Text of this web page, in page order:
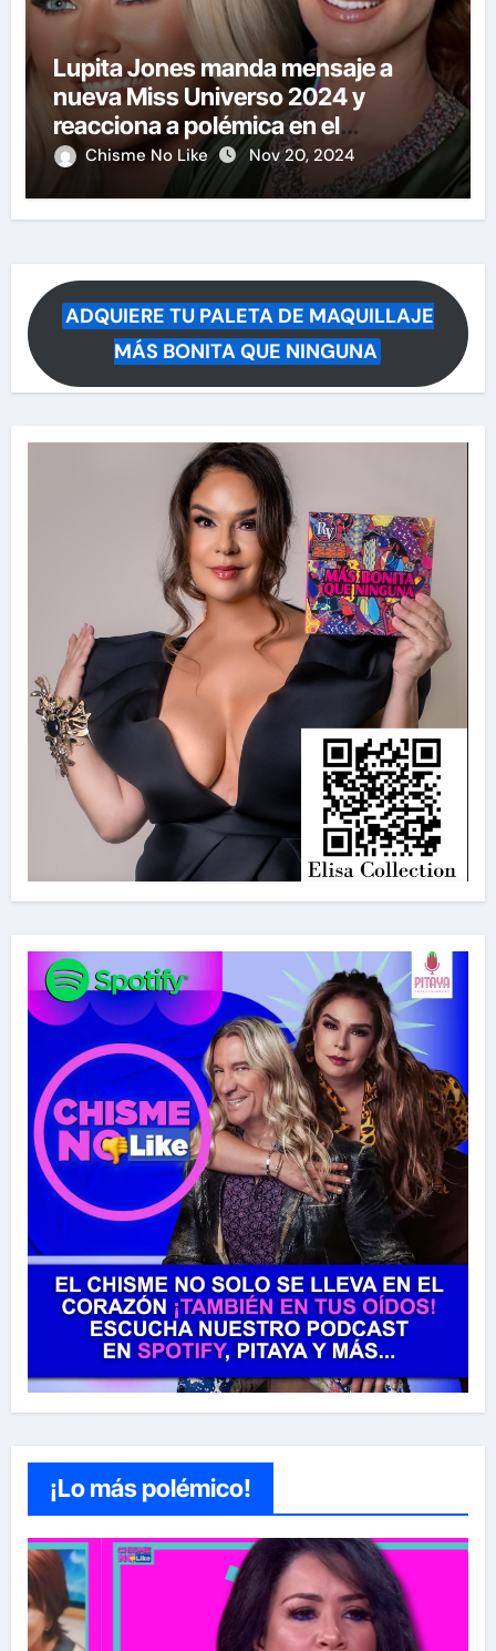
Lupita Jones manda mensaje a
nueva Miss Universo 2024 y
reacciona a polémica en el
certamen
Chisme No Like Nov 20, 2024
ADQUIERE TU PALETA DE MAQUILLAJE
MÁS BONITA QUE NINGUNA
¡Lo más polémico!